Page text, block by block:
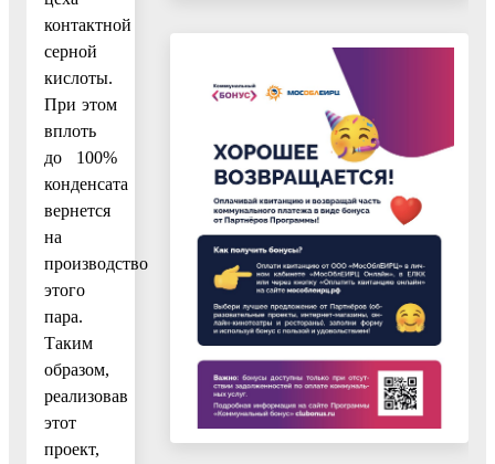
контактной
серной
кислоты.
При этом
вплоть
до 100%
конденсата
вернется
на
производство
этого
пара.
Таким
образом,
реализовав
этот
проект,